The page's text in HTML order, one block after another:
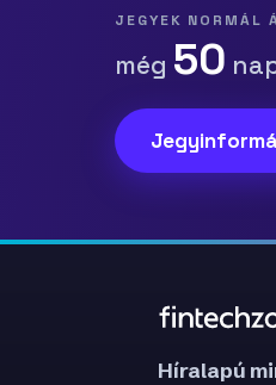
JEGYEK NORMÁL
még 50
Híralapú